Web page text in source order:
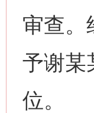
审查。
予谢某
位。